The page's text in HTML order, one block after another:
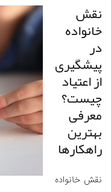
نقش
خانواده
در
پیشگیری
از اعتیاد
چیست؟
معرفی
بهترین
راهکارها
نقش خانواده